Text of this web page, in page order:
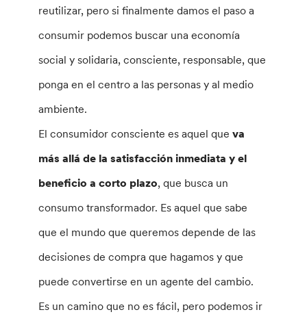
reutilizar, pero si finalmente damos el paso a
consumir podemos buscar una economía
social y solidaria, consciente, responsable, que
ponga en el centro a las personas y al medio
ambiente.
El consumidor consciente es aquel queva
más allá de la satisfacción inmediata y el
beneficio a corto plazo, que busca un
consumo transformador. Es aquel que sabe
que el mundo que queremos depende de las
decisiones de compra que hagamos y que
puede convertirse en un agente del cambio.
Es un camino que no es fácil, pero podemos ir